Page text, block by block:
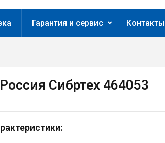
Гарантия и сервис Контакты
Сибртех 464053